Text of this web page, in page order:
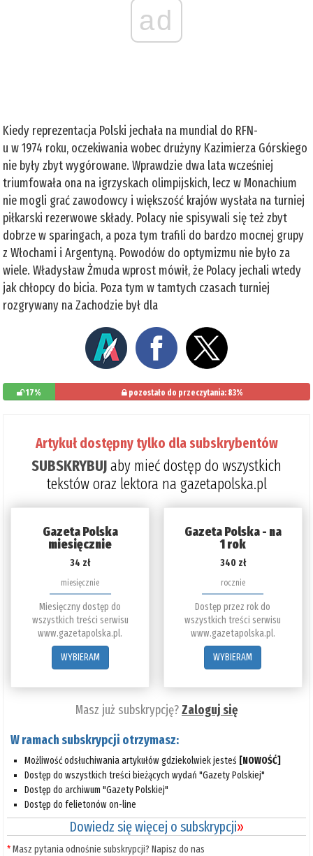
ad
Kiedy reprezentacja Polski jechała na mundial do RFN-
u w 1974 roku, oczekiwania wobec drużyny Kazimierza Górskiego
nie były zbyt wygórowane. Wprawdzie dwa lata wcześniej
triumfowała ona na igrzyskach olimpijskich, lecz w Monachium
nie mogli grać zawodowcy i większość krajów wysłała na turniej
piłkarski rezerwowe składy. Polacy nie spisywali się też zbyt
dobrze w sparingach, a poza tym trafili do bardzo mocnej grupy
z Włochami i Argentyną. Powodów do optymizmu nie było za
wiele. Władysław Żmuda wprost mówił, że Polacy jechali wtedy
jak chłopcy do bicia. Poza tym w tamtych czasach turniej
rozgrywany na Zachodzie był dla
17% pozostało do przeczytania: 83%
Artykuł dostępny tylko dla subskrybentów
SUBSKRYBUJaby mieć dostęp do wszystkich
tekstów oraz lektora na gazetapolska.pl
Gazeta Polska
miesięcznie
34 zł
miesięcznie
Miesięczny dostęp do
wszystkich treści serwisu
www.gazetapolska.pl.
WYBIERAM
Gazeta Polska - na
1 rok
340 zł
rocznie
Dostęp przez rok do
wszystkich treści serwisu
www.gazetapolska.pl.
WYBIERAM
Masz już subskrypcję?Zaloguj się
W ramach subskrypcji otrzymasz:
Możliwość odsłuchiwania artykułów gdziekolwiek jesteś [NOWOŚĆ]
Dostęp do wszystkich treści bieżących wydań "Gazety Polskiej"
Dostęp do archiwum "Gazety Polskiej"
Dostęp do felietonów on-line
Dowiedz się więcej o subskrypcji»
*Masz pytania odnośnie subskrypcji? Napisz do nas